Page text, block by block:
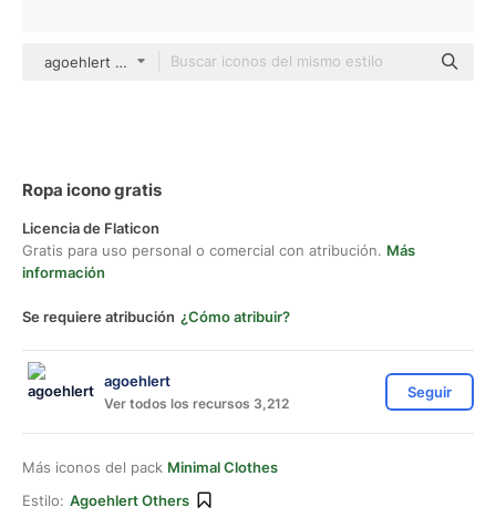
agoehlert Others
Ropa icono gratis
Licencia de Flaticon
Gratis para uso personal o comercial con atribución. Más
información
Se requiere atribución ¿Cómo atribuir?
agoehlert
Ver todos los recursos 3,212
Seguir
Más iconos del pack Minimal Clothes
Estilo: Agoehlert Others